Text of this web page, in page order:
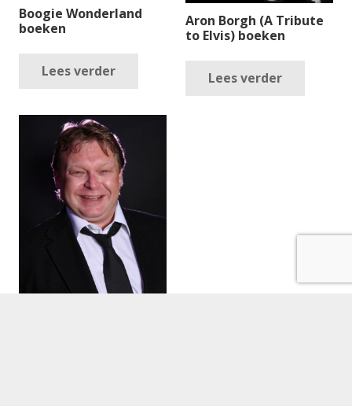
Boogie Wonderland
boeken
Lees verder
Aron Borgh (A Tribute
to Elvis) boeken
Lees verder